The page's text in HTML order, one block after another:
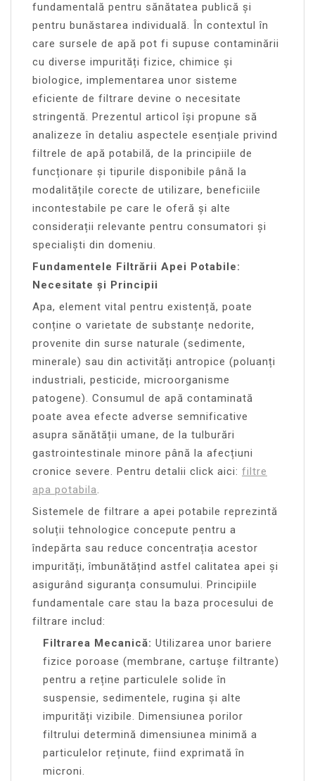
fundamentală pentru sănătatea publică și
pentru bunăstarea individuală. În contextul în
care sursele de apă pot fi supuse contaminării
cu diverse impurități fizice, chimice și
biologice, implementarea unor sisteme
eficiente de filtrare devine o necesitate
stringentă. Prezentul articol își propune să
analizeze în detaliu aspectele esențiale privind
filtrele de apă potabilă, de la principiile de
funcționare și tipurile disponibile până la
modalitățile corecte de utilizare, beneficiile
incontestabile pe care le oferă și alte
considerații relevante pentru consumatori și
specialiști din domeniu.
Fundamentele Filtrării Apei Potabile:
Necesitate și Principii
Apa, element vital pentru existență, poate
conține o varietate de substanțe nedorite,
provenite din surse naturale (sedimente,
minerale) sau din activități antropice (poluanți
industriali, pesticide, microorganisme
patogene). Consumul de apă contaminată
poate avea efecte adverse semnificative
asupra sănătății umane, de la tulburări
gastrointestinale minore până la afecțiuni
cronice severe. Pentru detalii click aici: filtre
apa potabila.
Sistemele de filtrare a apei potabile reprezintă
soluții tehnologice concepute pentru a
îndepărta sau reduce concentrația acestor
impurități, îmbunătățind astfel calitatea apei și
asigurând siguranța consumului. Principiile
fundamentale care stau la baza procesului de
filtrare includ:
Filtrarea Mecanică: Utilizarea unor bariere
fizice poroase (membrane, cartușe filtrante)
pentru a reține particulele solide în
suspensie, sedimentele, rugina și alte
impurități vizibile. Dimensiunea porilor
filtrului determină dimensiunea minimă a
particulelor reținute, fiind exprimată în
microni.